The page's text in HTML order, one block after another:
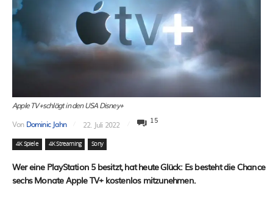
Apple TV+schlägt in den USA Disney+
Von Dominic Jahn 22. Juli 2022 15
4K Spiele 4K Streaming Sony
Wer eine PlayStation 5 besitzt, hat heute Glück: Es besteht die Chance
sechs Monate Apple TV+ kostenlos mitzunehmen.